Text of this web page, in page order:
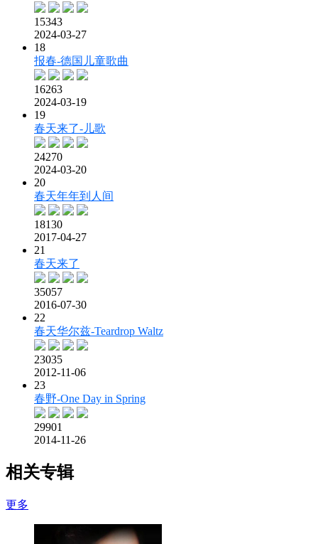
15343
2024-03-27
18
报春-德国儿童歌曲
16263
2024-03-19
19
春天来了-儿歌
24270
2024-03-20
20
春天年年到人间
18130
2017-04-27
21
春天来了
35057
2016-07-30
22
春天华尔兹-Teardrop Waltz
23035
2012-11-06
23
春野-One Day in Spring
29901
2014-11-26
相关专辑
更多